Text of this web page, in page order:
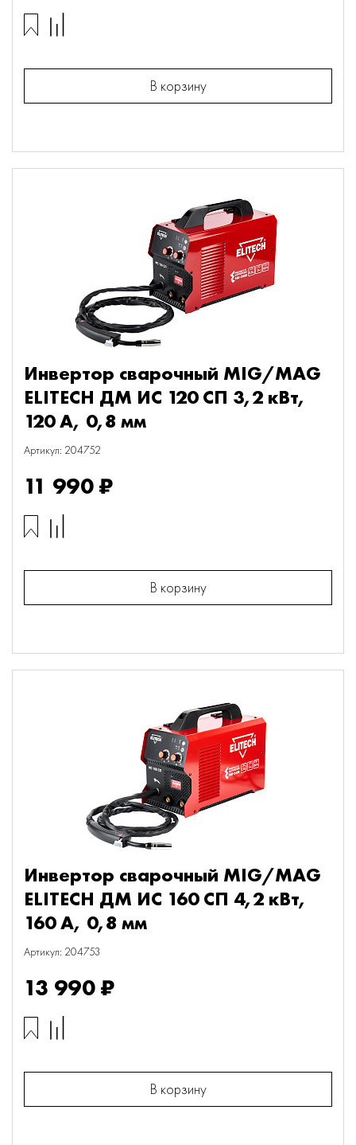
В корзину
Инвертор сварочный MIG/MAG
ELITECH ДМ ИС 120 СП 3,2 кВт,
120 А, 0,8 мм
Артикул: 204752
11 990 ₽
В корзину
Инвертор сварочный MIG/MAG
ELITECH ДМ ИС 160 СП 4,2 кВт,
160 А, 0,8 мм
Артикул: 204753
13 990 ₽
В корзину